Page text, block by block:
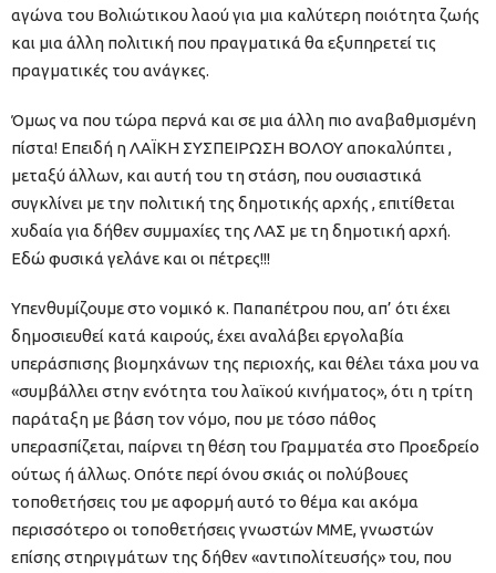
αγώνα του Βολιώτικου λαού για μια καλύτερη ποιότητα ζωής
και μια άλλη πολιτική που πραγματικά θα εξυπηρετεί τις
πραγματικές του ανάγκες.
Όμως να που τώρα περνά και σε μια άλλη πιο αναβαθμισμένη
πίστα! Επειδή η ΛΑΪΚΗ ΣΥΣΠΕΙΡΩΣΗ ΒΟΛΟΥ αποκαλύπτει ,
μεταξύ άλλων, και αυτή του τη στάση, που ουσιαστικά
συγκλίνει με την πολιτική της δημοτικής αρχής , επιτίθεται
χυδαία για δήθεν συμμαχίες της ΛΑΣ με τη δημοτική αρχή.
Εδώ φυσικά γελάνε και οι πέτρες!!!
Υπενθυμίζουμε στο νομικό κ. Παπαπέτρου που, απ’ ότι έχει
δημοσιευθεί κατά καιρούς, έχει αναλάβει εργολαβία
υπεράσπισης βιομηχάνων της περιοχής, και θέλει τάχα μου να
«συμβάλλει στην ενότητα του λαϊκού κινήματος», ότι η τρίτη
παράταξη με βάση τον νόμο, που με τόσο πάθος
υπερασπίζεται, παίρνει τη θέση του Γραμματέα στο Προεδρείο
ούτως ή άλλως. Οπότε περί όνου σκιάς οι πολύβουες
τοποθετήσεις του με αφορμή αυτό το θέμα και ακόμα
περισσότερο οι τοποθετήσεις γνωστών ΜΜΕ, γνωστών
επίσης στηριγμάτων της δήθεν «αντιπολίτευσής» του, που